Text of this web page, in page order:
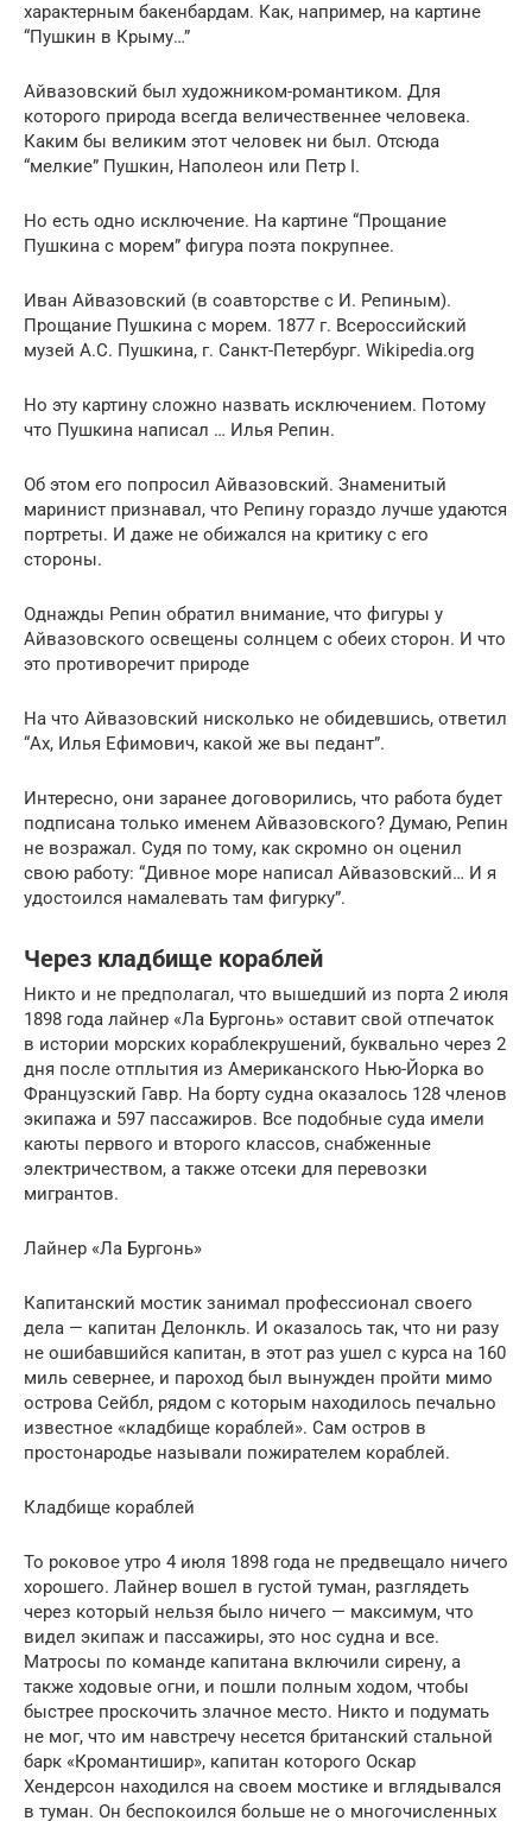
характерным бакенбардам. Как, например, на картине
“Пушкин в Крыму…”
Айвазовский был художником-романтиком. Для
которого природа всегда величественнее человека.
Каким бы великим этот человек ни был. Отсюда
“мелкие” Пушкин, Наполеон или Петр I.
Но есть одно исключение. На картине “Прощание
Пушкина с морем” фигура поэта покрупнее.
Иван Айвазовский (в соавторстве с И. Репиным).
Прощание Пушкина с морем. 1877 г. Всероссийский
музей А.С. Пушкина, г. Санкт-Петербург. Wikipedia.org
Но эту картину сложно назвать исключением. Потому
что Пушкина написал … Илья Репин.
Об этом его попросил Айвазовский. Знаменитый
маринист признавал, что Репину гораздо лучше удаются
портреты. И даже не обижался на критику с его
стороны.
Однажды Репин обратил внимание, что фигуры у
Айвазовского освещены солнцем с обеих сторон. И что
это противоречит природе
На что Айвазовский нисколько не обидевшись, ответил
“Ах, Илья Ефимович, какой же вы педант”.
Интересно, они заранее договорились, что работа будет
подписана только именем Айвазовского? Думаю, Репин
не возражал. Судя по тому, как скромно он оценил
свою работу: “Дивное море написал Айвазовский… И я
удостоился намалевать там фигурку”.
Через кладбище кораблей
Никто и не предполагал, что вышедший из порта 2 июля
1898 года лайнер «Ла Бургонь» оставит свой отпечаток
в истории морских кораблекрушений, буквально через 2
дня после отплытия из Американского Нью-Йорка во
Французский Гавр. На борту судна оказалось 128 членов
экипажа и 597 пассажиров. Все подобные суда имели
каюты первого и второго классов, снабженные
электричеством, а также отсеки для перевозки
мигрантов.
Лайнер «Ла Бургонь»
Капитанский мостик занимал профессионал своего
дела — капитан Делонкль. И оказалось так, что ни разу
не ошибавшийся капитан, в этот раз ушел с курса на 160
миль севернее, и пароход был вынужден пройти мимо
острова Сейбл, рядом с которым находилось печально
известное «кладбище кораблей». Сам остров в
простонародье называли пожирателем кораблей.
Кладбище кораблей
То роковое утро 4 июля 1898 года не предвещало ничего
хорошего. Лайнер вошел в густой туман, разглядеть
через который нельзя было ничего — максимум, что
видел экипаж и пассажиры, это нос судна и все.
Матросы по команде капитана включили сирену, а
также ходовые огни, и пошли полным ходом, чтобы
быстрее проскочить злачное место. Никто и подумать
не мог, что им навстречу несется британский стальной
барк «Кромантишир», капитан которого Оскар
Хендерсон находился на своем мостике и вглядывался
в туман. Он беспокоился больше не о многочисленных